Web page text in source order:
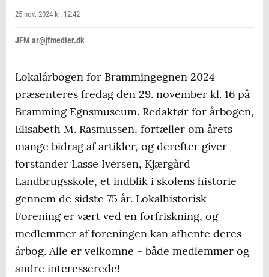
25 nov. 2024 kl. 12:42
JFM ar@jfmedier.dk
Lokalårbogen for Brammingegnen 2024
præsenteres fredag den 29. november kl. 16 på
Bramming Egnsmuseum. Redaktør for årbogen,
Elisabeth M. Rasmussen, fortæller om årets
mange bidrag af artikler, og derefter giver
forstander Lasse Iversen, Kjærgård
Landbrugsskole, et indblik i skolens historie
gennem de sidste 75 år. Lokalhistorisk
Forening er vært ved en forfriskning, og
medlemmer af foreningen kan afhente deres
årbog. Alle er velkomne - både medlemmer og
andre interesserede!